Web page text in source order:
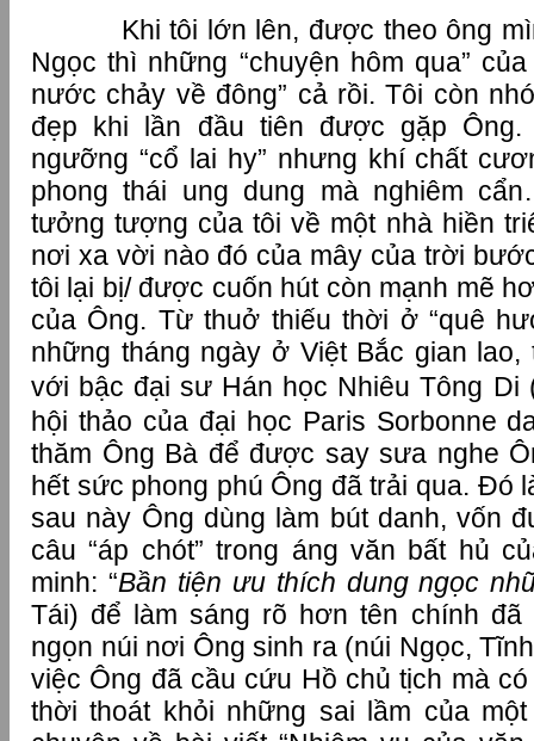
Khi tôi lớn lên, được theo ông
Ngọc thì những “chuyện hôm qua”
nước chảy về đông” cả rồi. Tôi còn
đẹp khi lần đầu tiên được gặp
ngưỡng “cổ lai hy” nhưng khí chất
phong thái ung dung mà nghiêm
tưởng tượng của tôi về một nhà hiền
nơi xa vời nào đó của mây của trời
tôi lại bị/ được cuốn hút còn mạnh mẽ
của Ông. Từ thuở thiếu thời ở “quê
những tháng ngày ở Việt Bắc gian
với bậc đại sư Hán học Nhiêu Tông
hội thảo của đại học Paris Sorbonne
thăm Ông Bà để được say sưa nghe
hết sức phong phú Ông đã trải qua. Đó
sau này Ông dùng làm bút danh, vốn
câu “áp chót” trong áng văn bất hủ
minh: “Bần tiện ưu thích dung ngọc
Tái) để làm sáng rõ hơn tên chính
ngọn núi nơi Ông sinh ra (núi Ngọc,
việc Ông đã cầu cứu Hồ chủ tịch mà
thời thoát khỏi những sai lầm của